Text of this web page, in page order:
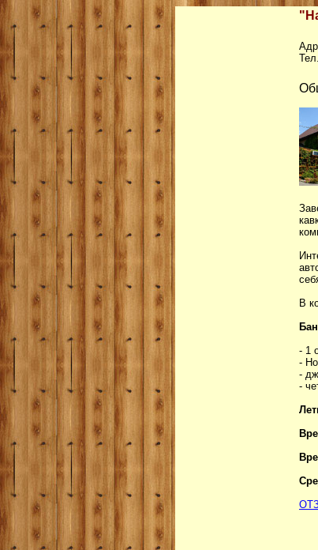
В
- 1
-
-
-